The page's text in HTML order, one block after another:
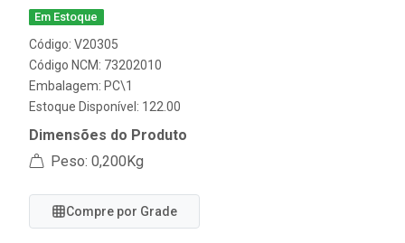
Em Estoque
Código: V20305
Código NCM: 73202010
Embalagem: PC\1
Estoque Disponível: 122.00
Dimensões do Produto
Peso: 0,200Kg
Compre por Grade